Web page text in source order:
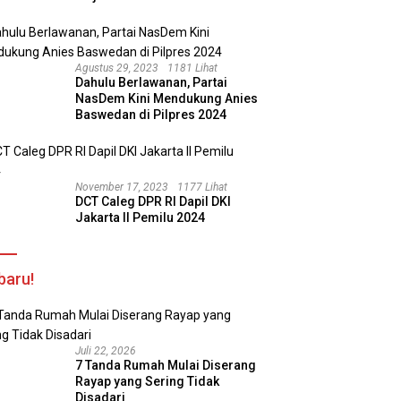
Agustus 29, 2023 1181 Lihat
Dahulu Berlawanan, Partai
NasDem Kini Mendukung Anies
Baswedan di Pilpres 2024
November 17, 2023 1177 Lihat
DCT Caleg DPR RI Dapil DKI
Jakarta II Pemilu 2024
Juli 22, 2026
7 Tanda Rumah Mulai Diserang
Rayap yang Sering Tidak
Disadari